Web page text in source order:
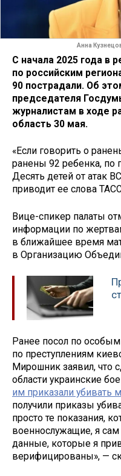
Анна
С начала 2025 года в
по российским
90 пострадали. Об
председателя
журналистам в ходе
область 30 мая.
«Если говорить о
ранены 92 ребенка,
Десять детей от атак
приводит ее слова
Вице-спикер палаты
информации по
в ближайшее время
в Организацию
Ранее посол по
по преступлениям
Мирошник заявил, что
области украинские
им приказали убивать
получили приказы
просто те показания,
военнослужащие, я сам
данные, которые я
верифицированы», —